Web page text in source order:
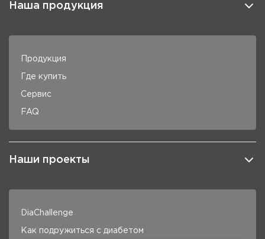
Наша продукция
Продукция
Где купить
Сервис
FAQ
Наши проекты
DiaChallenge
Как подружиться с диабетом